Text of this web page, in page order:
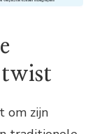
twist
om zijn